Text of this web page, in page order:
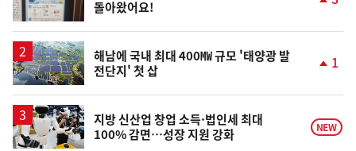
돌아왔어요!
계
해남에 국내 최대 400㎿ 규모 '태양광 발
전단지' 첫 삽
계
승
1
지방 신산업 창업 소득·법인세 최대
100% 감면…성장 지원 강화
NEW